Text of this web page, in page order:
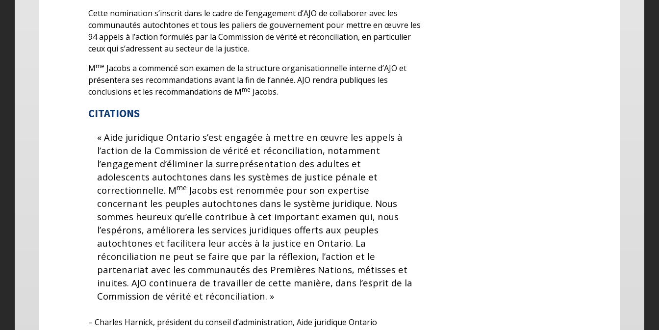
Cette nomination s’inscrit dans le cadre de l’engagement d’AJO de collaborer avec les
communautés autochtones et tous les paliers de gouvernement pour mettre en œuvre les
94 appels à l’action formulés par la Commission de vérité et réconciliation, en particulier
ceux qui s’adressent au secteur de la justice.
Mme Jacobs a commencé son examen de la structure organisationnelle interne d’AJO et
présentera ses recommandations avant la fin de l’année. AJO rendra publiques les
conclusions et les recommandations de Mme Jacobs.
CITATIONS
« Aide juridique Ontario s’est engagée à mettre en œuvre les appels à
l’action de la Commission de vérité et réconciliation, notamment
l’engagement d’éliminer la surreprésentation des adultes et
adolescents autochtones dans les systèmes de justice pénale et
correctionnelle. Mme Jacobs est renommée pour son expertise
concernant les peuples autochtones dans le système juridique. Nous
sommes heureux qu’elle contribue à cet important examen qui, nous
l’espérons, améliorera les services juridiques offerts aux peuples
autochtones et facilitera leur accès à la justice en Ontario. La
réconciliation ne peut se faire que par la réflexion, l’action et le
partenariat avec les communautés des Premières Nations, métisses et
inuites. AJO continuera de travailler de cette manière, dans l’esprit de la
Commission de vérité et réconciliation. »
– Charles Harnick, président du conseil d’administration, Aide juridique Ontario